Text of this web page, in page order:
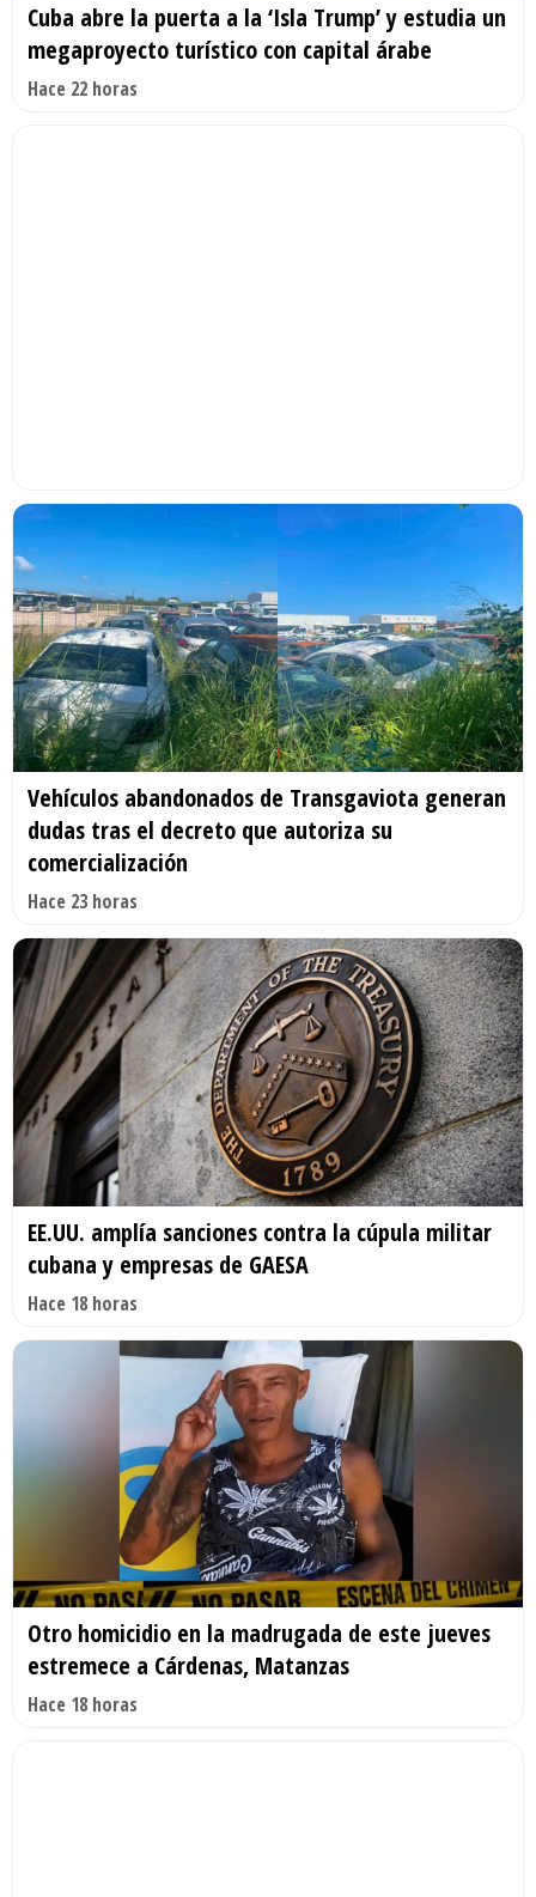
Cuba abre la puerta a la ‘Isla Trump’ y estudia un
megaproyecto turístico con capital árabe
Hace 22 horas
Vehículos abandonados de Transgaviota generan
dudas tras el decreto que autoriza su
comercialización
Hace 23 horas
EE.UU. amplía sanciones contra la cúpula militar
cubana y empresas de GAESA
Hace 18 horas
Otro homicidio en la madrugada de este jueves
estremece a Cárdenas, Matanzas
Hace 18 horas